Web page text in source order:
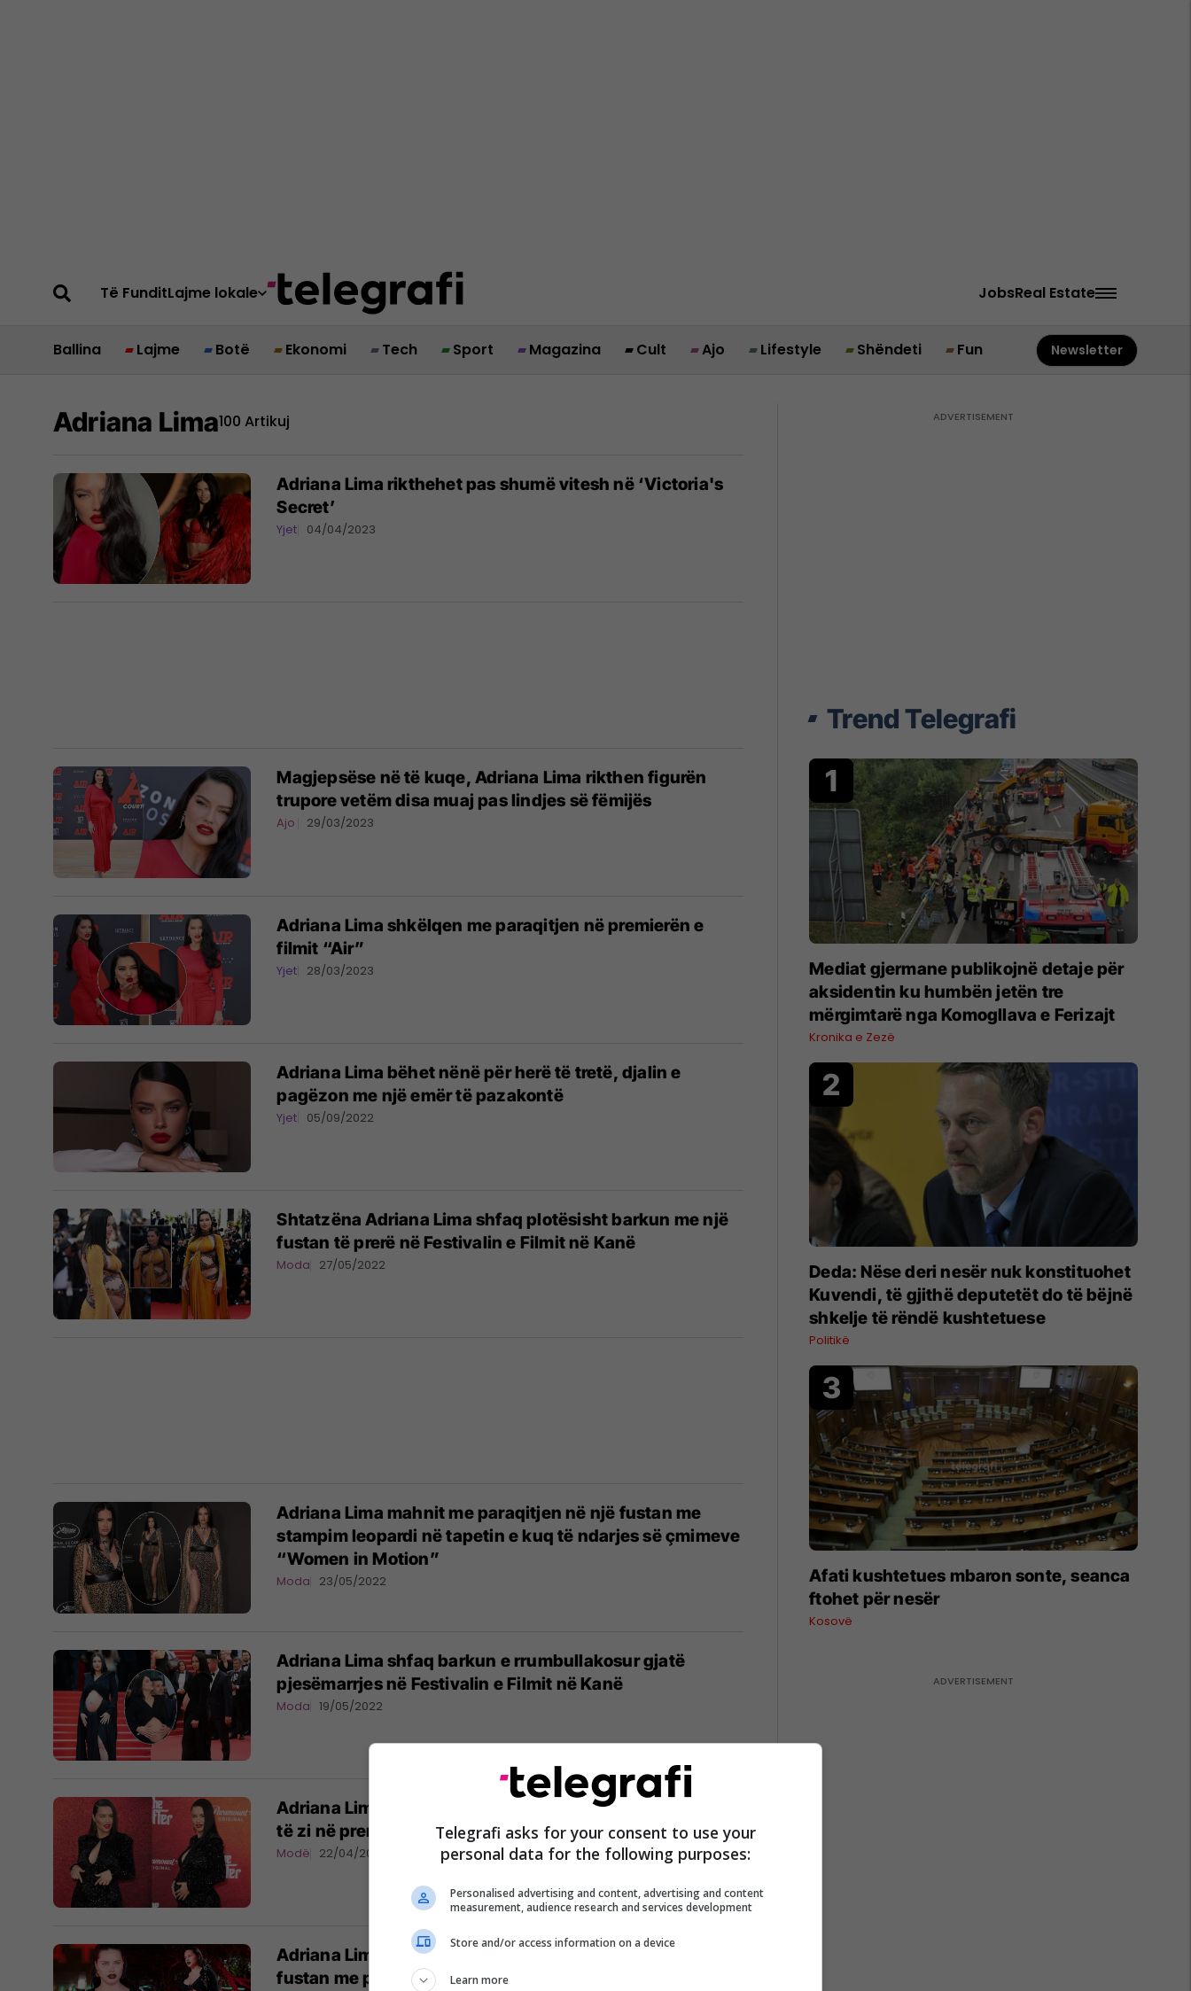
Të FunditLajme lokale JobsReal Estate
Ballina Lajme Botë Ekonomi Tech Sport Magazina Cult Ajo Lifestyle Shëndeti Fun Newsletter
Adriana Lima100 Artikuj
Adriana Lima rikthehet pas shumë vitesh në ‘Victoria's
Secret’
Yjet 04/04/2023
Magjepsëse në të kuqe, Adriana Lima rikthen figurën
trupore vetëm disa muaj pas lindjes së fëmijës
Ajo 29/03/2023
Adriana Lima shkëlqen me paraqitjen në premierën e
filmit “Air”
Yjet 28/03/2023
Adriana Lima bëhet nënë për herë të tretë, djalin e
pagëzon me një emër të pazakontë
Yjet 05/09/2022
Shtatzëna Adriana Lima shfaq plotësisht barkun me një
fustan të prerë në Festivalin e Filmit në Kanë
Moda 27/05/2022
Adriana Lima mahnit me paraqitjen në një fustan me
stampim leopardi në tapetin e kuq të ndarjes së çmimeve
“Women in Motion”
Moda 23/05/2022
Adriana Lima shfaq barkun e rrumbullakosur gjatë
pjesëmarrjes në Festivalin e Filmit në Kanë
Moda 19/05/2022
Adriana Lima shfaq barkun e rrumbullakosur me fustan
të zi në premierën e mini-serialit “The Offer”
Modë 22/04/2022
Adriana Lima tregon barkun e rrumbullakosur në një
fustan me prerje për shfaqjen e Alexander Wang
Trend Telegrafi
Mediat gjermane publikojnë detaje për
aksidentin ku humbën jetën tre
mërgimtarë nga Komogllava e Ferizajt
Kronika e Zezë
Deda: Nëse deri nesër nuk konstituohet
Kuvendi, të gjithë deputetët do të bëjnë
shkelje të rëndë kushtetuese
Politikë
Afati kushtetues mbaron sonte, seanca
ftohet për nesër
Kosovë
Telegrafi asks for your consent to use your
personal data for the following purposes:
Personalised advertising and content, advertising and content
measurement, audience research and services development
Store and/or access information on a device
Learn more